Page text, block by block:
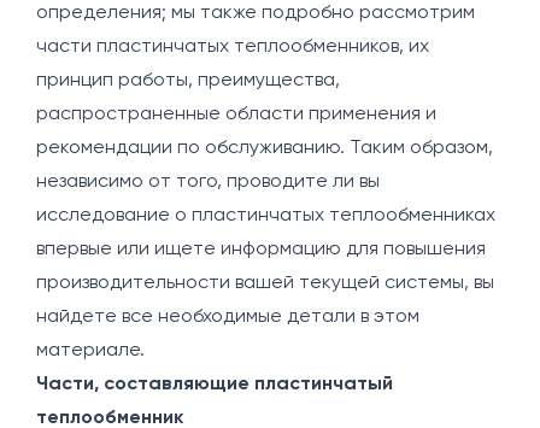
определения; мы также подробно рассмотрим
части пластинчатых теплообменников, их
принцип работы, преимущества,
распространенные области применения и
рекомендации по обслуживанию. Таким образом,
независимо от того, проводите ли вы
исследование о пластинчатых теплообменниках
впервые или ищете информацию для повышения
производительности вашей текущей системы, вы
найдете все необходимые детали в этом
материале.
Части, составляющие пластинчатый
теплообменник